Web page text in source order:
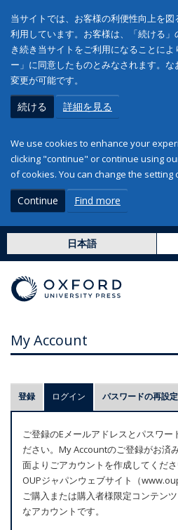
当サイトでは、お客様の利便性向上を
利用しています。お客様は、「続ける
き続き当サイトをご利用になることに
ー」に同意したものとみなされます。
変更が可能です。
続ける 詳細を見る
We use cookies to enhance your
clicking "continue" or continue using
of cookies. You can change the setting
Continue Find more
日本語
My Account
プ
ラ
マ
リ
ー
タ
ブ
登録 ログイン (アクティブなタブ)
パスワードの再設定
ご登録のEメールアドレスとパスワー
ださい。My Accountのご登録がお済
面よりごアカウントを作成してくだ
OUPジャパンウェブサイト（
ご購入または購入者様限定コンテン
なアカウントです。